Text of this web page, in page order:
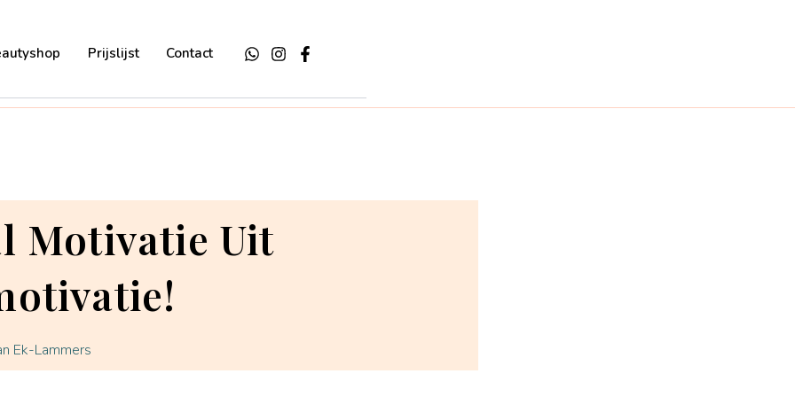
Prijslijst Contact
Motivatie Uit
Ek-Lammers